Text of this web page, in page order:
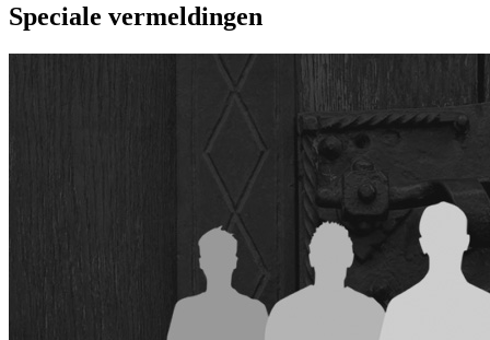
Speciale vermeldingen